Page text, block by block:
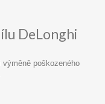
DeLonghi
poškozeného